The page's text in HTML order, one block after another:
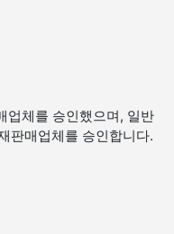
업체를 승인했으며, 일반
판매업체를 승인합니다.